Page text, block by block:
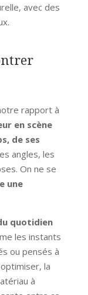
avec des
rapport à
en scène
de ses
angles, les
On ne se
une
quotidien
les instants
ou pensés à
la
à